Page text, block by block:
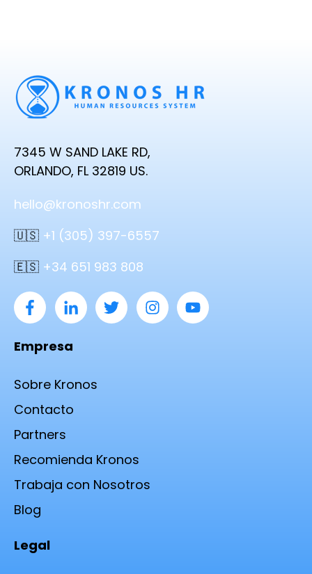
7345 W SAND LAKE RD,
ORLANDO, FL 32819 US.
hello@kronoshr.com
🇺🇸 +1 (305) 397-6557
🇪🇸 +34 651 983 808
Empresa
Sobre Kronos
Contacto
Partners
Recomienda Kronos
Trabaja con Nosotros
Blog
Legal